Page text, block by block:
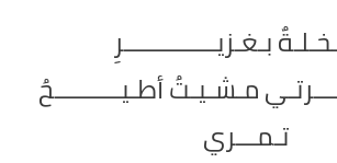
بـغـزيــــــــــــــرِ
مـشـيـتُ أطـيــــــــــحُ
تـمـــري